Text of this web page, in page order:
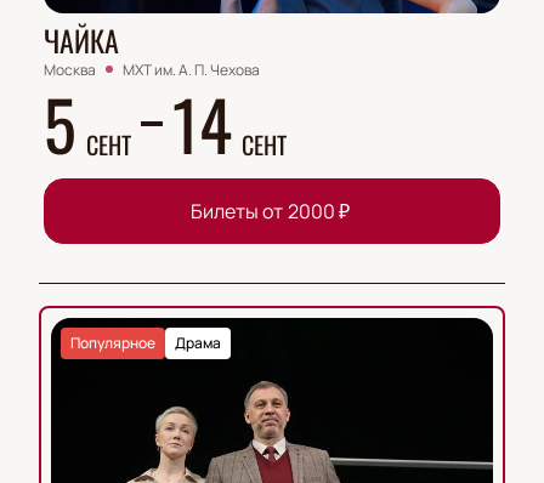
ЧАЙКА
Москва МХТ им. А. П. Чехова
5 СЕНТ 14 СЕНТ
Билеты от 2000₽
Драма
Популярное